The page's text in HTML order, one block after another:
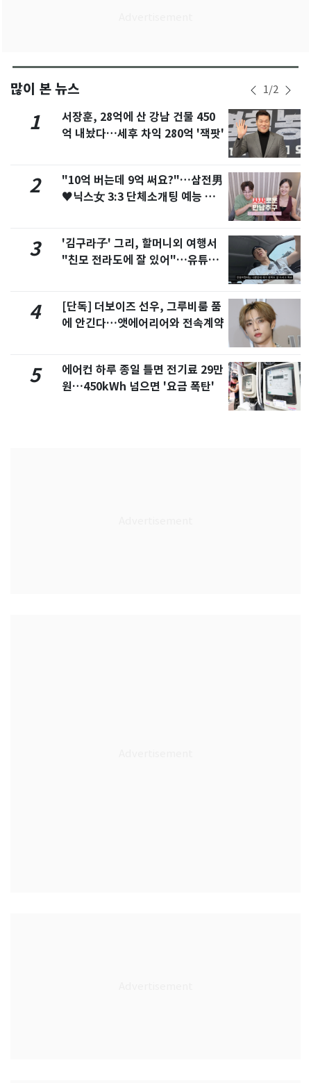
많이 본 뉴스 1/2
1
서장훈, 28억에 산 강남 건물 450
억 내놨다…세후 차익 280억 '잭팟'
2
"10억 버는데 9억 써요?"…삼전男
♥닉스女 3:3 단체소개팅 예능 화
3
'김구라子' 그리, 할머니외 여행서
"친모 전라도에 잘 있어"…유튜브
4
[단독] 더보이즈 선우, 그루비룸 품
에 안긴다…앳에어리어와 전속계약
5
에어컨 하루 종일 틀면 전기료 29만
원…450kWh 넘으면 '요금 폭탄'